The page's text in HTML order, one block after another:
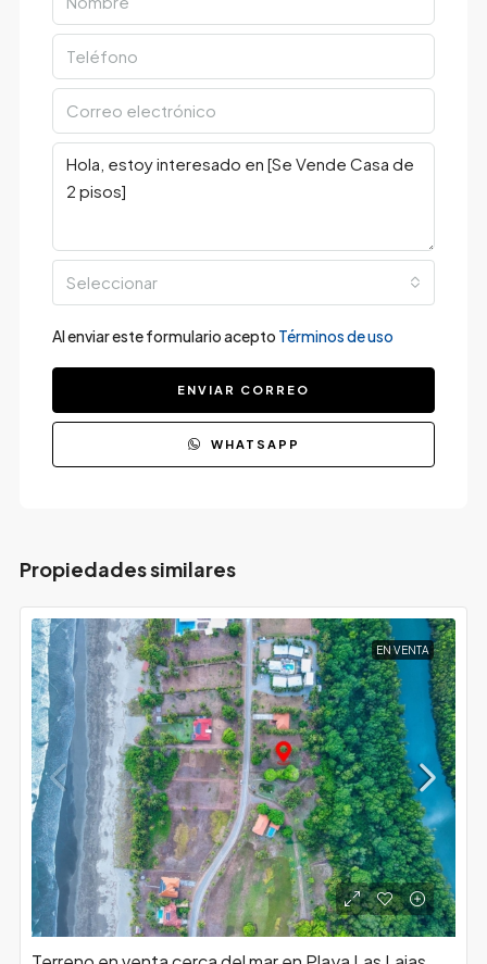
Seleccionar
Al enviar este formulario acepto Términos de uso
ENVIAR CORREO
WHATSAPP
Propiedades similares
EN VENTA